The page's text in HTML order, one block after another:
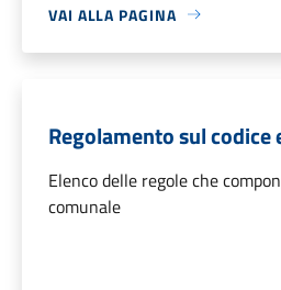
VAI ALLA PAGINA
Regolamento sul codice
Elenco delle regole che
comunale